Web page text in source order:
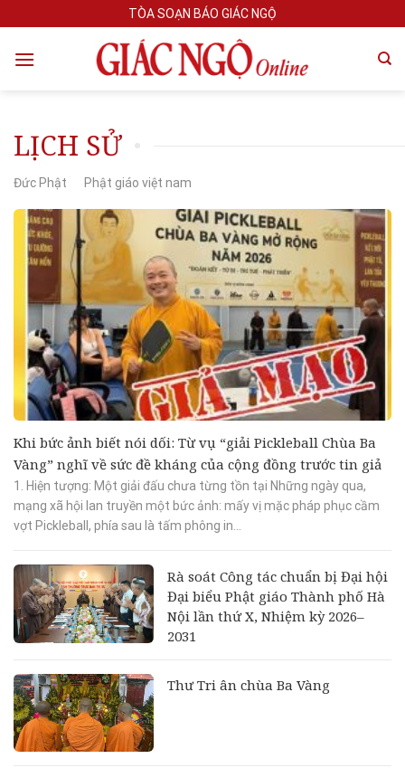
to
content
TÒA SOẠN BÁO GIÁC NGỘ
LỊCH SỬ
Đức Phật Phật giáo việt nam
Khi bức ảnh biết nói dối: Từ vụ “giải Pickleball Chùa Ba
Vàng” nghĩ về sức đề kháng của cộng đồng trước tin giả
1. Hiện tượng: Một giải đấu chưa từng tồn tại Những ngày qua,
mạng xã hội lan truyền một bức ảnh: mấy vị mặc pháp phục cầm
vợt Pickleball, phía sau là tấm phông in...
Rà soát Công tác chuẩn bị Đại hội
Đại biểu Phật giáo Thành phố Hà
Nội lần thứ X, Nhiệm kỳ 2026–
2031
Thư Tri ân chùa Ba Vàng